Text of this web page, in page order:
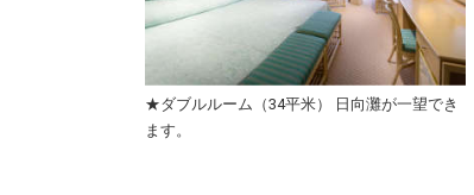
★ダブルルーム（34平米） 日向灘が一望でき
ます。